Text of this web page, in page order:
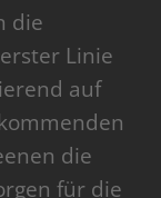
die
Linie
auf
die
für die